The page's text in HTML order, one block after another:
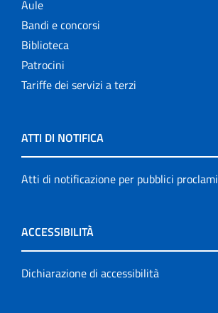
Aule
Bandi e concorsi
Biblioteca
Patrocini
Tariffe dei servizi a terzi
ATTI DI NOTIFICA
Atti di notificazione per pubblici proclami
ACCESSIBILITÀ
Dichiarazione di accessibilità